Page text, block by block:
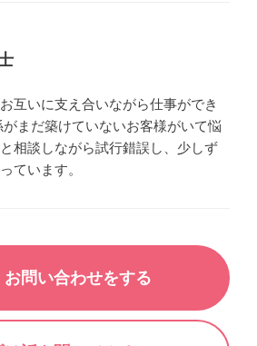
互いに支え合いながら仕事ができ
まだ築けていないお客様がいて悩
相談しながら試行錯誤し、少しず
ています。
お問い合わせをする